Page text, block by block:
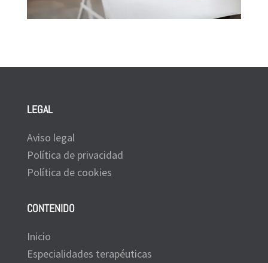
LEGAL
Aviso legal
Política de privacidad
Política de cookies
CONTENIDO
Inicio
Especialidades terapéuticas